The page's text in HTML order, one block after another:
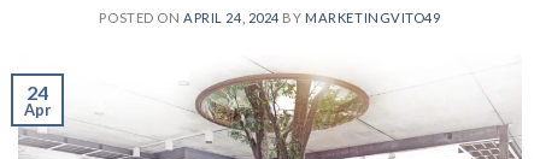
POSTED ON APRIL 24, 2024 BY MARKETINGVITO49
24
Apr